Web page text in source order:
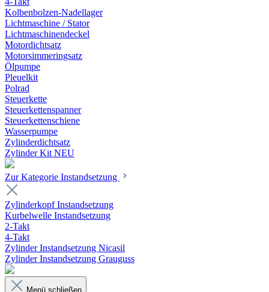
Kolbenbolzen-Nadellager
Lichtmaschine / Stator
Lichtmaschinendeckel
Motordichtsatz
Motorsimmeringsatz
Ölpumpe
Pleuelkit
Polrad
Steuerkette
Steuerkettenspanner
Steuerkettenschiene
Wasserpumpe
Zylinderdichtsatz
Zylinder Kit NEU
Zur Kategorie Instandsetzung
Zylinderkopf Instandsetzung
Kurbelwelle Instandsetzung
2-Takt
4-Takt
Zylinder Instandsetzung Nicasil
Zylinder Instandsetzung Grauguss
Menü schließen